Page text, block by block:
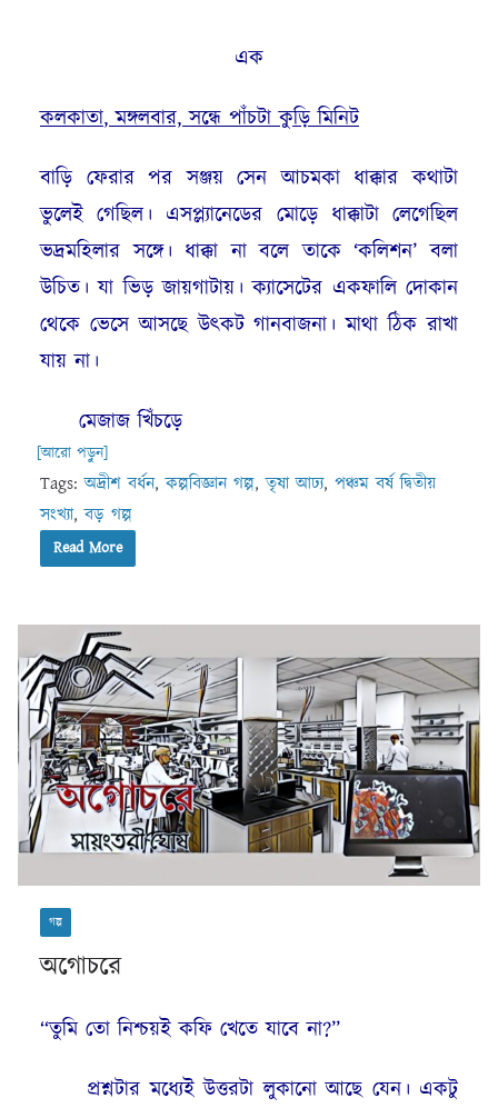
এক
কলকাতা, মঙ্গলবার,সন্ধেপাঁচটা কুড়ি মিনিট
বাড়ি ফেরার পর সঞ্জয় সেন আচমকা ধাক্কার কথাটা
ভুলেই গেছিল। এসপ্ল্যানেডের মোড়ে ধাক্কাটা লেগেছিল
ভদ্রমহিলার সঙ্গে। ধাক্কা না বলে তাকে ‘কলিশন’ বলা
উচিত। যা ভিড় জায়গাটায়। ক্যাসেটের একফালি দোকান
থেকে ভেসে আসছে উৎকট গানবাজনা। মাথা ঠিক রাখা
যায় না।
মেজাজ খিঁচড়ে
[আরো পড়ুন]
Tags:অদ্রীশ বর্ধন,কল্পবিজ্ঞান গল্প,তৃষা আঢ‍্য, পঞ্চম বর্ষ দ্বিতীয়
সংখ্যা,বড় গল্প
Read More
গল্প
অগোচরে
“তুমি তো নিশ্চয়ই কফি খেতে যাবে না?”
প্রশ্নটার মধ্যেই উত্তরটা লুকানো আছে যেন। একটু